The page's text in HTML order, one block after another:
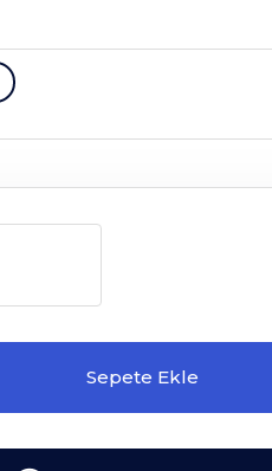
Sepete Ekle